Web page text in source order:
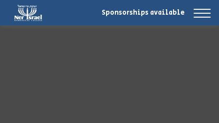
Sponsorships available